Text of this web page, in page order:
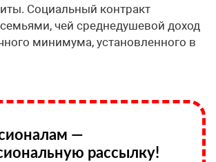
Социальный контракт
чей среднедушевой доход
минимума, установленного в
—
рассылку!